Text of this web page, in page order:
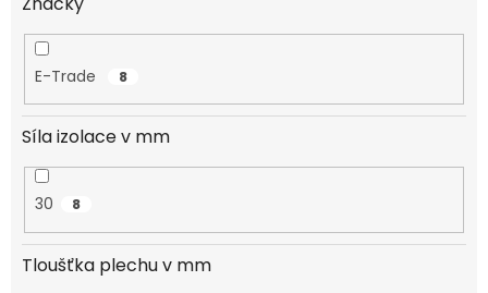
E-Trade 8
Síla izolace v mm
30 8
Tloušťka plechu v mm